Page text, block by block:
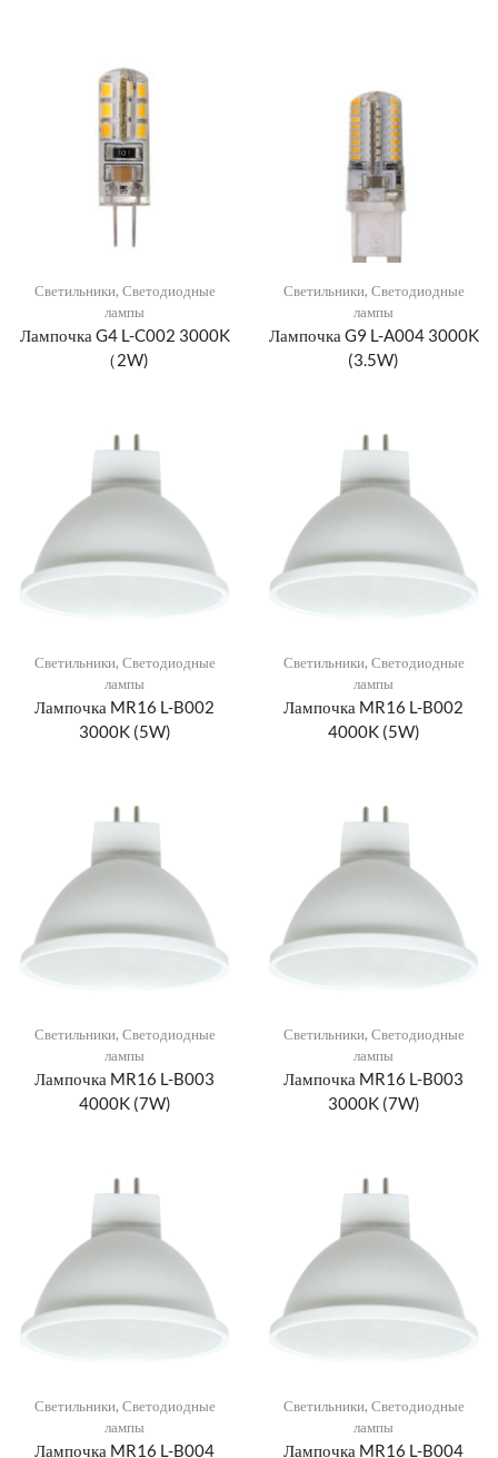
Светильники, Светодиодные
лампы
Лампочка G4 L-C002 3000K
（2W)
Светильники, Светодиодные
лампы
Лампочка G9 L-A004 3000K
(3.5W)
Светильники, Светодиодные
лампы
Лампочка MR16 L-B002
3000K (5W)
Светильники, Светодиодные
лампы
Лампочка MR16 L-B002
4000K (5W)
Светильники, Светодиодные
лампы
Лампочка MR16 L-B003
4000K (7W)
Светильники, Светодиодные
лампы
Лампочка MR16 L-B003
3000K (7W)
Светильники, Светодиодные
лампы
Лампочка MR16 L-B004
Светильники, Светодиодные
лампы
Лампочка MR16 L-B004